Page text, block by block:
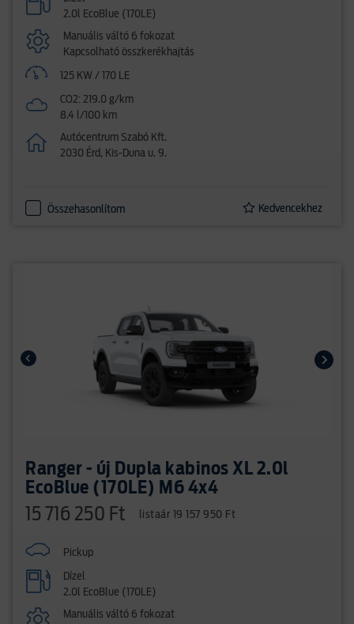
2.0l EcoBlue (170LE)
Manuális váltó 6 fokozat
Kapcsolható összkerékhajtás
125 KW / 170 LE
CO2: 219.0 g/km
8.4 l/100 km
Autócentrum Szabó Kft.
2030 Érd, Kis-Duna u. 9.
Összehasonlítom Kedvencekhez
Ranger - új Dupla kabinos XL 2.0l
EcoBlue (170LE) M6 4x4
15 716 250 Ft listaár 19 157 950 Ft
Pickup
Dízel
2.0l EcoBlue (170LE)
Manuális váltó 6 fokozat